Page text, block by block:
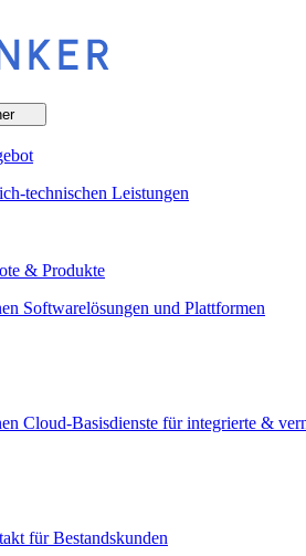
technischen Leistungen
& Produkte
Softwarelösungen und Plattformen
Cloud-Basisdienste für integrierte &
für Bestandskunden